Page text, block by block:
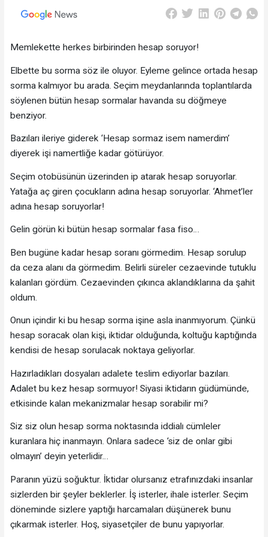
Memlekette herkes birbirinden hesap soruyor!
Elbette bu sorma söz ile oluyor. Eyleme gelince ortada hesap
sorma kalmıyor bu arada. Seçim meydanlarında toplantılarda
söylenen bütün hesap sormalar havanda su döğmeye
benziyor.
Bazıları ileriye giderek ‘Hesap sormaz isem namerdim’
diyerek işi namertliğe kadar götürüyor.
Seçim otobüsünün üzerinden ip atarak hesap soruyorlar.
Yatağa aç giren çocukların adına hesap soruyorlar. ‘Ahmet’ler
adına hesap soruyorlar!
Gelin görün ki bütün hesap sormalar fasa fiso…
Ben bugüne kadar hesap soranı görmedim. Hesap sorulup
da ceza alanı da görmedim. Belirli süreler cezaevinde tutuklu
kalanları gördüm. Cezaevinden çıkınca aklandıklarına da şahit
oldum.
Onun içindir ki bu hesap sorma işine asla inanmıyorum. Çünkü
hesap soracak olan kişi, iktidar olduğunda, koltuğu kaptığında
kendisi de hesap sorulacak noktaya geliyorlar.
Hazırladıkları dosyaları adalete teslim ediyorlar bazıları.
Adalet bu kez hesap sormuyor! Siyasi iktidarın güdümünde,
etkisinde kalan mekanizmalar hesap sorabilir mi?
Siz siz olun hesap sorma noktasında iddialı cümleler
kuranlara hiç inanmayın. Onlara sadece ‘siz de onlar gibi
olmayın’ deyin yeterlidir…
Paranın yüzü soğuktur. İktidar olursanız etrafınızdaki insanlar
sizlerden bir şeyler beklerler. İş isterler, ihale isterler. Seçim
döneminde sizlere yaptığı harcamaları düşünerek bunu
çıkarmak isterler. Hoş, siyasetçiler de bunu yapıyorlar.